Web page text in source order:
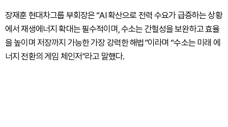
장재훈 현대차그룹 부회장은 “AI 확산으로 전력 수요가 급증하는 상황
에서 재생에너지 확대는 필수적이며, 수소는 간헐성을 보완하고 효율
을 높이며 저장까지 가능한 가장 강력한 해법”이라며 “수소는 미래 에
너지 전환의 게임 체인저”라고 말했다.